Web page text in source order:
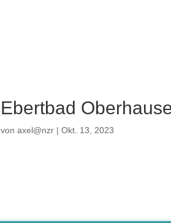
Ebertbad
von axel@nzr | Okt. 13, 2023